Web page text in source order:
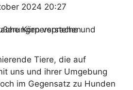
2024 20:27
Tiere, die auf
uns und ihrer Umgebung
im Gegensatz zu Hunden